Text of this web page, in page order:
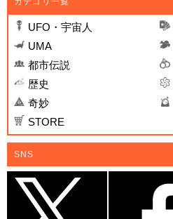
UFO・宇宙人
UMA
都市伝説
歴史
奇妙
STORE
SNS